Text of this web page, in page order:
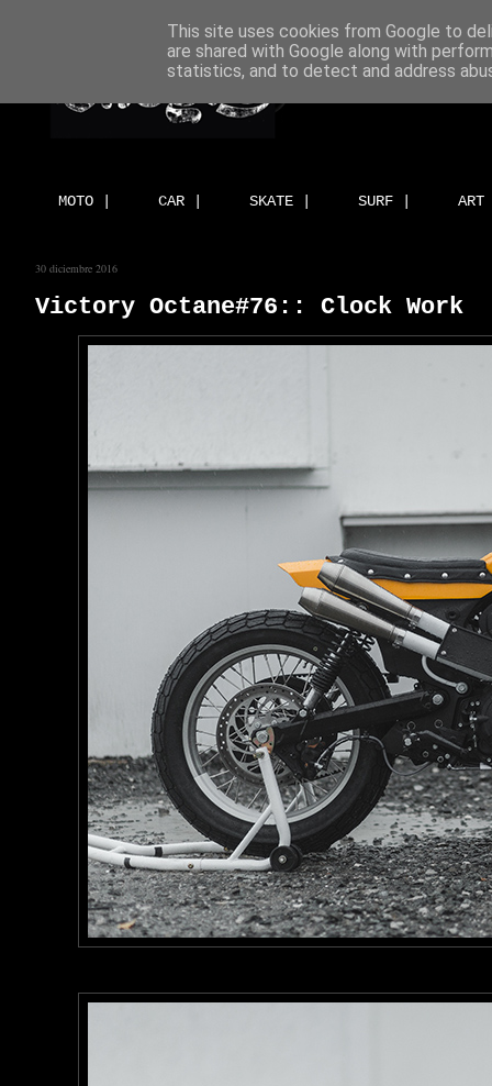
MOTO | CAR | SKATE | SURF |
30 diciembre 2016
Victory Octane#76:: Clock Work
This site uses cookies from Google to
are shared with Google along with
statistics, and to detect and address